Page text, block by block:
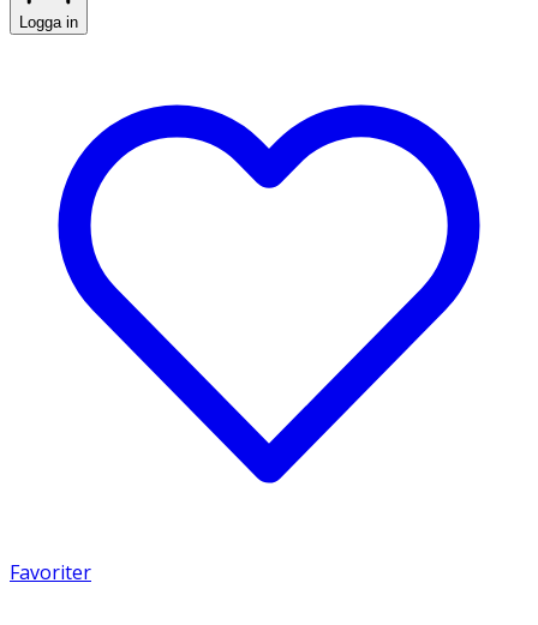
Logga in
Favoriter